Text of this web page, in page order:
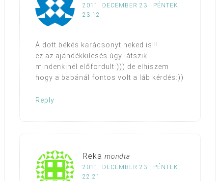
2011. DECEMBER 23., PÉNTEK,
23:12
Áldott békés karácsonyt neked is!!!
ez az ajándékkilesés úgy látszik
mindenkinél előfordult:))) de elhiszem
hogy a babánál fontos volt a láb kérdés:))
Reply
Reka mondta
2011. DECEMBER 23., PÉNTEK,
22:21